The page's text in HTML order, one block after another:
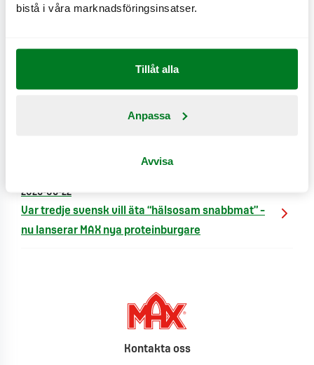
bistå i våra marknadsföringsinsatser.
Tillåt alla
Anpassa
Avvisa
2026-07-02
MAX växlar upp hållbarhetsarbetet: Ny strategi
och investeringar för att snabba på omställningen
fruktiga, poppande bobapärlor
2026-06-22
Var tredje svensk vill äta “hälsosam snabbmat” –
nu lanserar MAX nya proteinburgare
Kontakta oss